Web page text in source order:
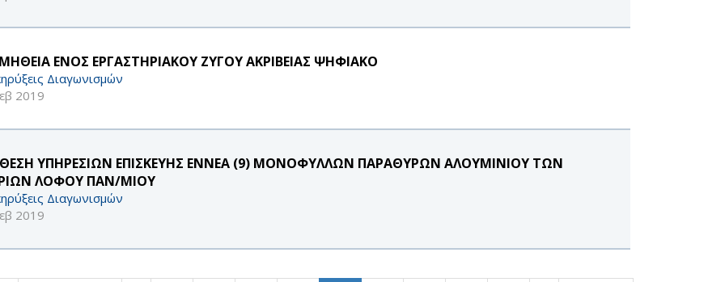
ΕΝΟΣ ΕΡΓΑΣΤΗΡΙΑΚΟΥ ΖΥΓΟΥ ΑΚΡΙΒΕΙΑΣ ΨΗΦΙΑΚΟ
Διαγωνισμών
2019
ΥΠΗΡΕΣΙΩΝ ΕΠΙΣΚΕΥΗΣ ΕΝΝΕΑ (9) ΜΟΝΟΦΥΛΛΩΝ ΠΑΡΑΘΥΡΩΝ ΑΛΟΥΜΙΝΙΟΥ ΤΩΝ
ΛΟΦΟΥ ΠΑΝ/ΜΙΟΥ
Διαγωνισμών
2019